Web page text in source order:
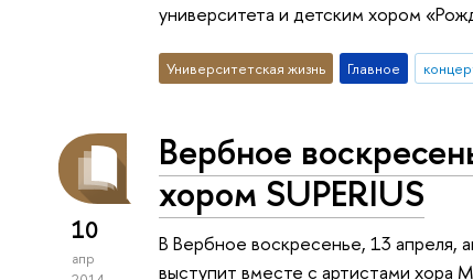
университета и детским хором
Университетская жизнь Главное
10
апр
Вербное
хором SUPERIUS
В Вербное воскресенье, 13
выступит вместе с артистами хора